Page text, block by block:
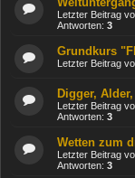
Letzter Beitrag
Antworten: 3
Grundkurs
Letzter Beitrag
Digger,
Letzter Beitrag
Antworten: 3
Wetten zum
Letzter Beitrag
Antworten: 3